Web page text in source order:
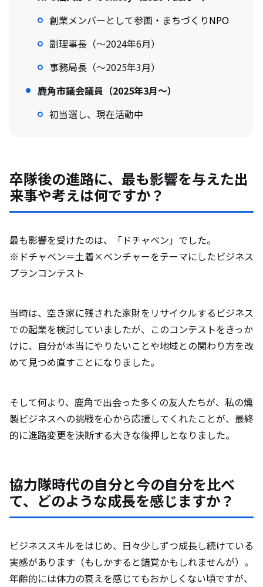
創業メンバーとして参画・ まちづくりNPO
副理事長（～2024年6月）
事務局長（～2025年3月）
鹿角市議会議員（2025年3月～）
初当選し、現在活動中
卒隊後の進路に、最も影響を与えた出
来事や考えは何ですか？
最も影響を受けたのは、「ドチャベン」でした。
※ドチャベン＝土着×ベンチャーをテーマにしたビジネス
プランコンテスト
当時は、空き家に残された家財をリサイクルするビジネス
での起業を検討していましたが、このコンテストをきっか
けに、自分が本当にやりたいことや地域との関わり方を改
めて見つめ直すことになりました。
そして何より、鹿角で出会った多くの友人たちが、私の燻
製ビジネスへの挑戦を心から応援してくれたことが、最終
的に進路変更を決断する大きな後押しとなりました。
協力隊時代の自分と今の自分を比べ
て、どのような成長を感じますか？
ビジネススキルをはじめ、日々少しずつ成長し続けている
実感があります（もしかすると錯覚かもしれませんが）。
年齢的には体力の衰えを感じてもおかしくない頃ですが、